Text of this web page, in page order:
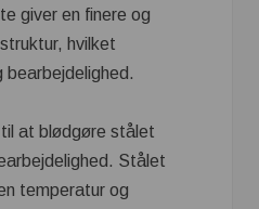
giver en finere og
hvilket
bearbejdelighed.
at blødgøre stålet
Stålet
temperatur og